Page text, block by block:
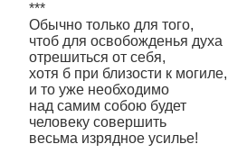
***
Обычно только для того,
чтоб для освобожденья духа
отрешиться от себя,
хотя б при близости к могиле,
и то уже необходимо
над самим собою будет
человеку совершить
весьма изрядное усилье!